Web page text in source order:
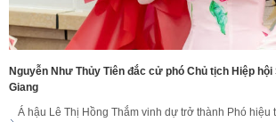
Nguyễn Như Thủy Tiên đắc cử phó Chủ tịch Hiệp hội
Giang
Á hậu Lê Thị Hồng Thắm vinh dự trở thành Phó